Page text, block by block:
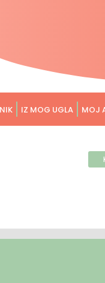
IZ MOG UGLA MOJ